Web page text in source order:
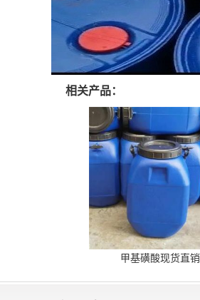
相关产品：
甲基磺酸现货直销